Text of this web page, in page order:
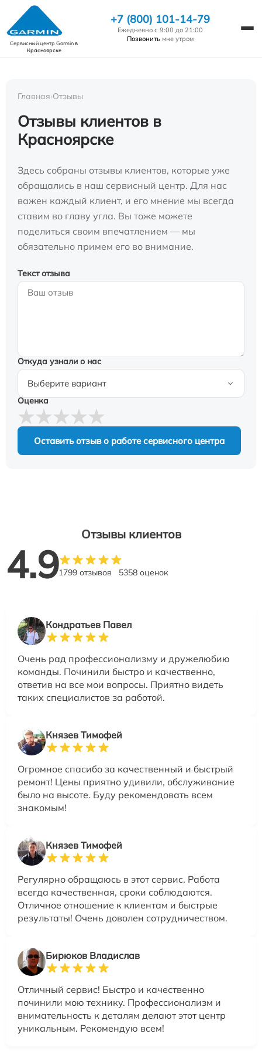
Сервисный центр Garminв
Красноярске
+7 (800) 101-14-79
Ежедневно с 9:00 до 21:00
Позвонить мне утром
Главная›Отзывы
Отзывы клиентов в
Красноярске
Здесь собраны отзывы клиентов, которые уже
обращались в наш сервисный центр. Для нас
важен каждый клиент, и его мнение мы всегда
ставим во главу угла. Вы тоже можете
поделиться своим впечатлением — мы
обязательно примем его во внимание.
Текст отзыва
Откуда узнали о нас
Оценка
Оставить отзыв о работе сервисного центра
Отзывы клиентов
4.91799 отзывов 5358 оценок
Кондратьев Павел
Очень рад профессионализму и дружелюбию
команды. Починили быстро и качественно,
ответив на все мои вопросы. Приятно видеть
таких специалистов за работой.
Князев Тимофей
Огромное спасибо за качественный и быстрый
ремонт! Цены приятно удивили, обслуживание
было на высоте. Буду рекомендовать всем
знакомым!
Князев Тимофей
Регулярно обращаюсь в этот сервис. Работа
всегда качественная, сроки соблюдаются.
Отличное отношение к клиентам и быстрые
результаты! Очень доволен сотрудничеством.
Бирюков Владислав
Отличный сервис! Быстро и качественно
починили мою технику. Профессионализм и
внимательность к деталям делают этот центр
уникальным. Рекомендую всем!